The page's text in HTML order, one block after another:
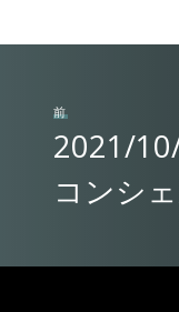
前
2021/
コンシ